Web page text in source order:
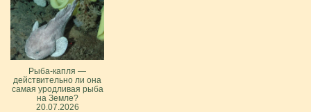
Рыба-капля —
действительно ли она
самая уродливая рыба
на Земле?
20.07.2026